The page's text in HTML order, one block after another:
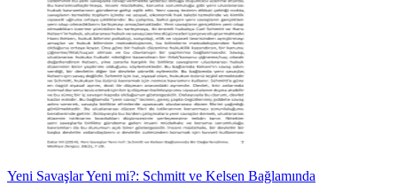
Yeni Savaşlar Yeni mi?: Schmitt ve Kelsen Bağlamında